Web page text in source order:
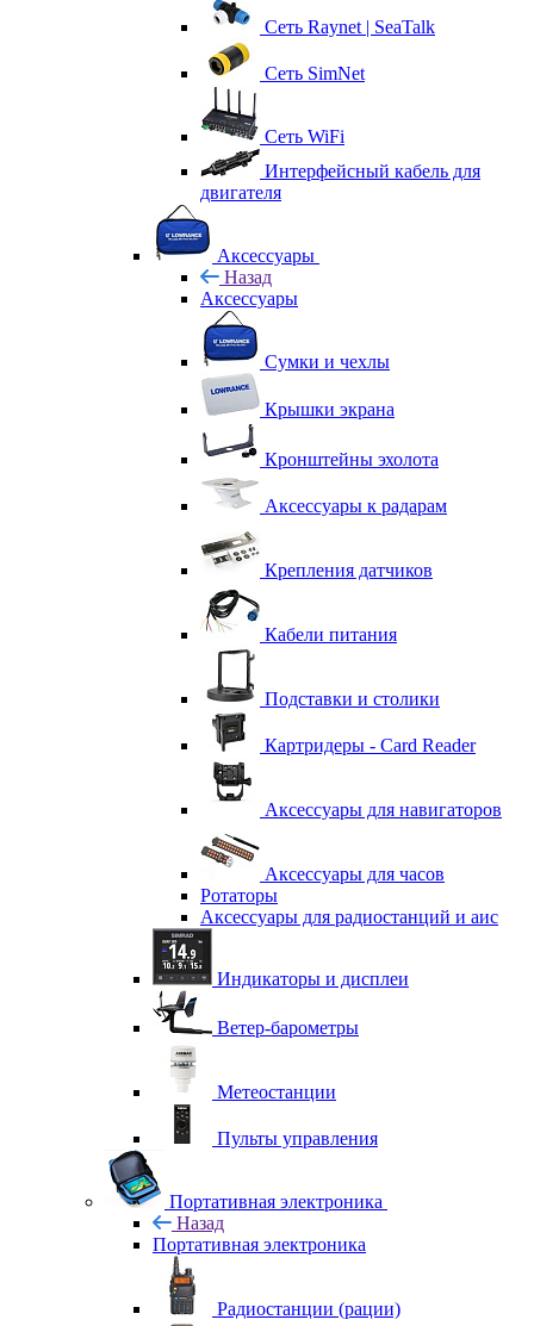
Сеть Raynet | SeaTalk
Сеть SimNet
Сеть WiFi
Интерфейсный кабель для
двигателя
Аксессуары
Назад
Аксессуары
Сумки и чехлы
Крышки экрана
Кронштейны эхолота
Аксессуары к радарам
Крепления датчиков
Кабели питания
Подставки и столики
Картридеры - Card Reader
Аксессуары для навигаторов
Аксессуары для часов
Ротаторы
Аксессуары для радиостанций и аис
Индикаторы и дисплеи
Ветер-барометры
Метеостанции
Пульты управления
Портативная электроника
Назад
Портативная электроника
Радиостанции (рации)